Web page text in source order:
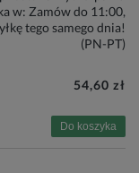
w: Zamów do 11:00,
tego samego dnia!
(PN-PT)
54,60 zł
Do koszyka